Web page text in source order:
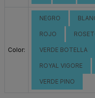
Color:
NEGRO
ROJO
VERDE BOTELLA
ROYAL VIGORE
VERDE PINO